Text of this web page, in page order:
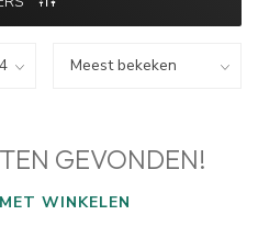
GEVONDEN!
WINKELEN